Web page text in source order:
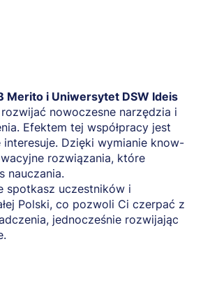
Merito i Uniwersytet DSW Ideis
rozwijać nowoczesne narzędzia i
Efektem tej współpracy jest
Dzięki wymianie know-
rozwiązania, które
nauczania.
spotkasz uczestników i
Polski, co pozwoli Ci czerpać z
jednocześnie rozwijając